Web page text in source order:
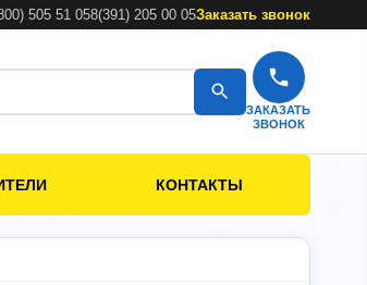
505 51 058(391) 205 00 05Заказать звонок
ЗАКАЗАТЬ
ЗВОНОК
КОНТАКТЫ